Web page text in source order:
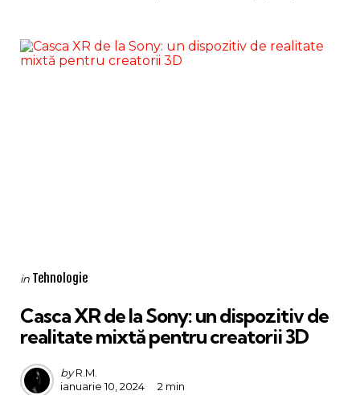
Categories
Posted
in Tehnologie
Casca XR de la Sony: un dispozitiv de
realitate mixtă pentru creatorii 3D
Posted
by
by R.M.
ianuarie 10, 2024
2 min